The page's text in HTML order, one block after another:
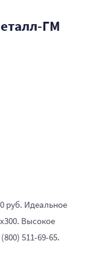
ГМ
руб. Идеальное
Высокое
511-69-65.